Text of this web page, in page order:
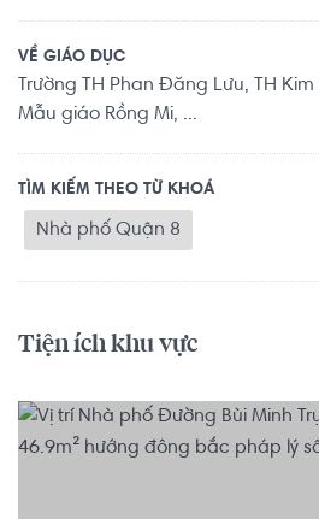
VỀ GIÁO DỤC
Trường TH Phan Đăng Lưu, TH
Mẫu giáo Rồng Mi, ...
TÌM KIẾM THEO TỪ KHOÁ
Nhà phố Quận 8
Tiện ích khu vực